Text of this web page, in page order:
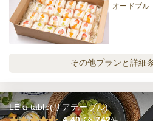
オードブル
全て
締切 1日前14時
※定休日を除く営業日換算
定休日 日
その他プランと詳細
LE a table(リアテーブル)